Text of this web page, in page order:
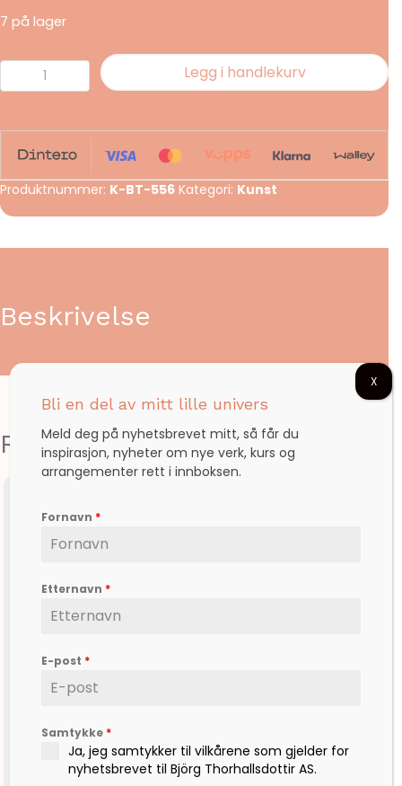
7 på lager
You
can
(Grønn)
antall
Legg i handlekurv
Produktnummer: K-BT-556 Kategori: Kunst
Beskrivelse
Relaterte produkter
Bli en del av mitt lille univers
Meld deg på nyhetsbrevet mitt, så får du
inspirasjon, nyheter om nye verk, kurs og
arrangementer rett i innboksen.
Fornavn *
Etternavn *
E-post *
Samtykke *
Ja, jeg samtykker til vilkårene som gjelder for
nyhetsbrevet til Björg Thorhallsdottir AS.
X